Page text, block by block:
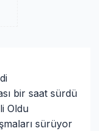
bir saat sürdü
Oldu
sürüyor